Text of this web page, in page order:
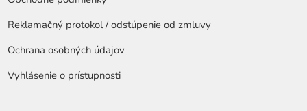
Reklamačný protokol / odstúpenie od zmluvy
Ochrana osobných údajov
Vyhlásenie o prístupnosti